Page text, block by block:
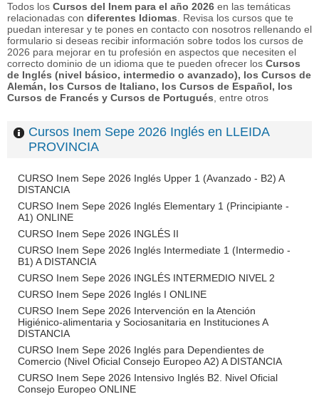
Todos los Cursos del Inem para el año 2026 en las temáticas
relacionadas con diferentes Idiomas . Revisa los cursos que te
puedan interesar y te pones en contacto con nosotros rellenando el
formulario si deseas recibir información sobre todos los cursos de
2026 para mejorar en tu profesión en aspectos que necesiten el
correcto dominio de un idioma que te pueden ofrecer los Cursos
de Inglés (nivel básico, intermedio o avanzado), los Cursos de
Alemán, los Cursos de Italiano, los Cursos de Español, los
Cursos de Francés y Cursos de Portugués , entre otros
Cursos Inem Sepe 2026 Inglés en LLEIDA
PROVINCIA
CURSO Inem Sepe 2026 Inglés Upper 1 (Avanzado - B2) A
DISTANCIA
CURSO Inem Sepe 2026 Inglés Elementary 1 (Principiante -
A1) ONLINE
CURSO Inem Sepe 2026 INGLÉS II
CURSO Inem Sepe 2026 Inglés Intermediate 1 (Intermedio -
B1) A DISTANCIA
CURSO Inem Sepe 2026 INGLÉS INTERMEDIO NIVEL 2
CURSO Inem Sepe 2026 Inglés I ONLINE
CURSO Inem Sepe 2026 Intervención en la Atención
Higiénico-alimentaria y Sociosanitaria en Instituciones A
DISTANCIA
CURSO Inem Sepe 2026 Inglés para Dependientes de
Comercio (Nivel Oficial Consejo Europeo A2) A DISTANCIA
CURSO Inem Sepe 2026 Intensivo Inglés B2. Nivel Oficial
Consejo Europeo ONLINE